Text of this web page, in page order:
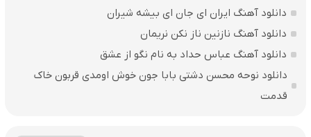
دانلود آهنگ ایران ای جان ای بیشه شیران
دانلود آهنگ نازنین ناز نکن نریمان
دانلود آهنگ عباس حداد به نام نگو از عشق
دانلود نوحه محسن دشتی بابا جون خوش اومدی قربون خاک
قدمت